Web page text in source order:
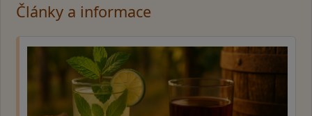
Články a informace